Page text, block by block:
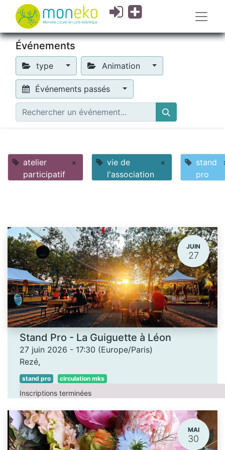
Événements
type Animation
Événements passés
atelier
participatif
×
vie de
l'association
×
stand
pro
JUIN
27
Stand Pro - La Guiguette à Léon
27 juin 2026 - 17:30 (Europe/Paris)
Rezé,
stand pro circulation mks
Inscriptions terminées
MAI
30